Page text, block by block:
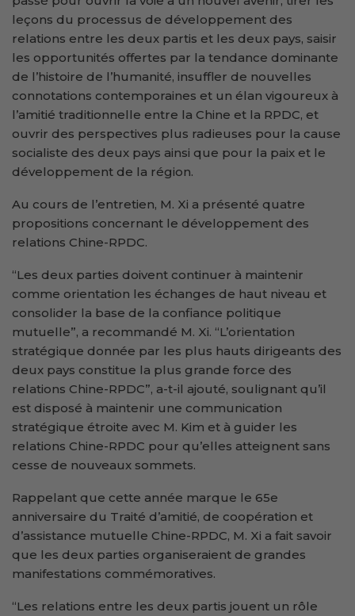
leçons du processus de développement des
relations entre les deux partis et les deux pays, saisir
les opportunités offertes par la tendance dominante
de l’histoire de l’humanité, insuffler de nouvelles
connotations contemporaines et un élan vigoureux à
l’amitié traditionnelle entre la Chine et la RPDC, et
ouvrir des perspectives plus radieuses pour la cause
socialiste des deux pays ainsi que pour la paix et le
développement de la région.
Au cours de l’entretien, M. Xi a présenté quatre
propositions concernant le développement des
relations Chine-RPDC.
“Les deux parties doivent continuer à maintenir
comme orientation les échanges de haut niveau et
consolider la base de la confiance politique
mutuelle”, a recommandé M. Xi. “L’orientation
stratégique donnée par les plus hauts dirigeants des
deux pays constitue la plus grande force des
relations Chine-RPDC”, a-t-il ajouté, soulignant qu’il
est disposé à maintenir une communication
stratégique étroite avec M. Kim et à guider les
relations Chine-RPDC pour qu’elles atteignent sans
cesse de nouveaux sommets.
Rappelant que cette année marque le 65e
anniversaire du Traité d’amitié, de coopération et
d’assistance mutuelle Chine-RPDC, M. Xi a fait savoir
que les deux parties organiseraient de grandes
manifestations commémoratives.
“Les relations entre les deux partis jouent un rôle